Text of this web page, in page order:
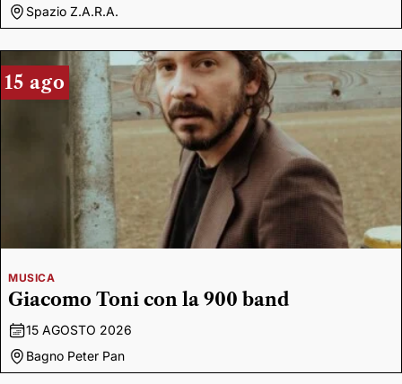
Spazio Z.A.R.A.
15 ago
MUSICA
Giacomo Toni con la 900 band
15 AGOSTO 2026
Bagno Peter Pan